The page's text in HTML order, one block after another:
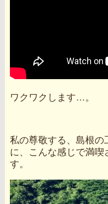
ワクワクします…。
私の尊敬する、島根の
に、こんな感じで満喫
す。